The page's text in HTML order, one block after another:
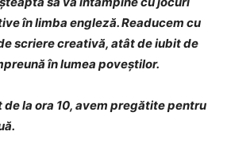
în limba engleză. Readucem cu
scriere creativă, atât de iubit de
în lumea poveștilor.
de la ora 10, avem pregătite pentru